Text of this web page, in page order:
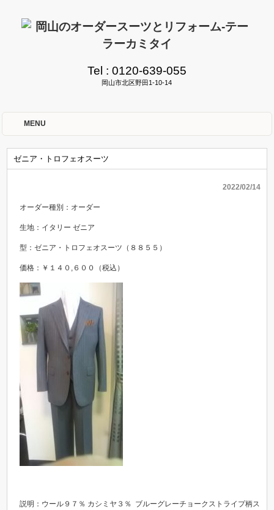
Tel : 0120-639-055
岡山市北区野田1-10-14
MENU
ゼニア・トロフェオスーツ
2022/02/14
オーダー種別：オーダー
生地：イタリー ゼニア
型：ゼニア・トロフェオスーツ（８８５５）
価格：￥１４０,６００（税込）
説明：ウール９７％ カシミヤ３％ ブルーグレーチョークストライプ柄ス